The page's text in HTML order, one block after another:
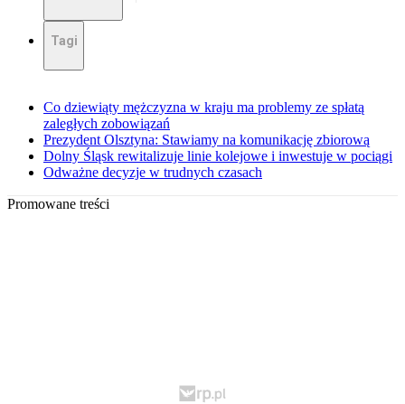
Tagi
Co dziewiąty mężczyzna w kraju ma problemy ze spłatą
zaległych zobowiązań
Prezydent Olsztyna: Stawiamy na komunikację zbiorową
Dolny Śląsk rewitalizuje linie kolejowe i inwestuje w pociągi
Odważne decyzje w trudnych czasach
Promowane treści